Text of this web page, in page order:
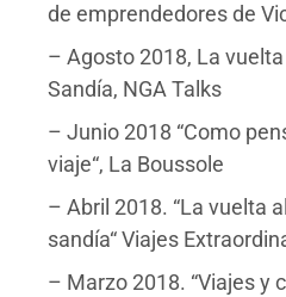
de emprendedores de
– Agosto 2018, La
Sandía, NGA Talks
– Junio 2018 “Como
viaje“, La Boussole
– Abril 2018. “La vuelta
sandía“ Viajes
– Marzo 2018. “Viajes y